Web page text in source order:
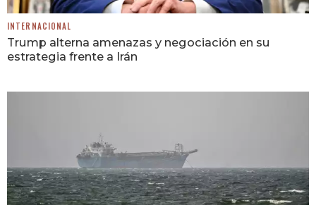
INTERNACIONAL
Trump alterna amenazas y negociación en su
estrategia frente a Irán